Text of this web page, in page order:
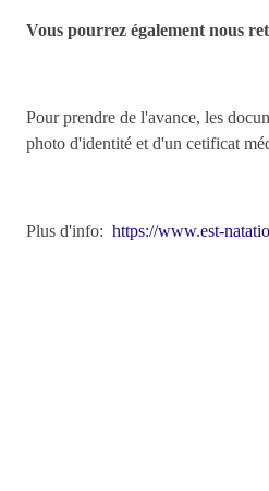
Vous pourrez également nous
Pour prendre de l'avance, les
photo d'identité et d'un cetificat
Plus d'info: https://www.est-